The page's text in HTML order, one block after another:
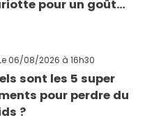
pour un goût
06/08/2026 à 16h30
sont les 5 super
pour perdre du
?